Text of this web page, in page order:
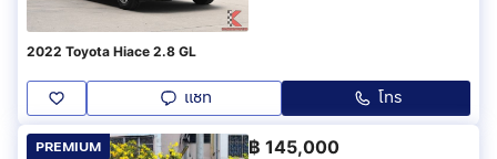
2022 Toyota Hiace 2.8 GL
แชท โทร
PREMIUM ฿ 145,000